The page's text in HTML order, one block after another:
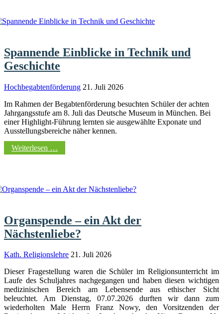
Spannende Einblicke in Technik und
Geschichte
Hochbegabtenförderung 21. Juli 2026
Im Rahmen der Begabtenförderung besuchten Schüler der achten
Jahrgangsstufe am 8. Juli das Deutsche Museum in München. Bei
einer Highlight-Führung lernten sie ausgewählte Exponate und
Ausstellungsbereiche näher kennen.
Weiterlesen …
Organspende – ein Akt der
Nächstenliebe?
Kath. Religionslehre 21. Juli 2026
Dieser Fragestellung waren die Schüler im Religionsunterricht im
Laufe des Schuljahres nachgegangen und haben diesen wichtigen
medizinischen Bereich am Lebensende aus ethischer Sicht
beleuchtet. Am Dienstag, 07.07.2026 durften wir dann zum
wiederholten Male Herrn Franz Nowy, den Vorsitzenden der